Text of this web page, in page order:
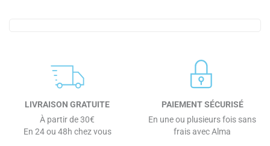
LIVRAISON GRATUITE
À partir de 30€
En 24 ou 48h chez vous
PAIEMENT SÉCURISÉ
En une ou plusieurs fois sans
frais avec Alma